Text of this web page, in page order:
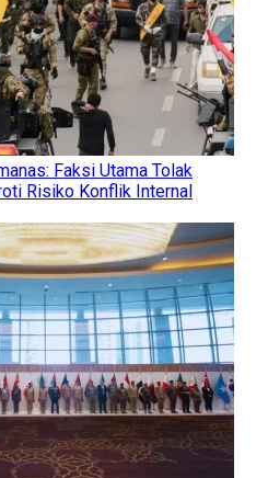
Faksi Utama Tolak
Risiko Konflik Internal